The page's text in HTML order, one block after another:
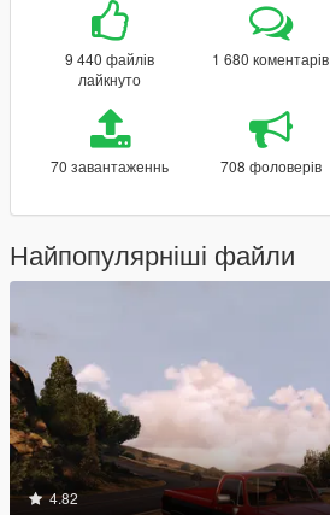
9 440 файлів
лайкнуто
1 680 коментарів
70 завантаженнь 708 фоловерів
Найпопулярніші файли
4.82